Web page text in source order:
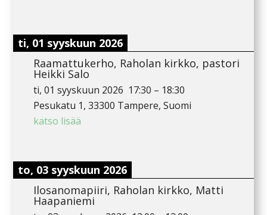
ti, 01 syyskuun 2026
Raamattukerho, Raholan kirkko, pastori
Heikki Salo
ti, 01 syyskuun 2026 17:30 – 18:30
Pesukatu 1, 33300 Tampere, Suomi
katso lisää
to, 03 syyskuun 2026
Ilosanomapiiri, Raholan kirkko, Matti
Haapaniemi